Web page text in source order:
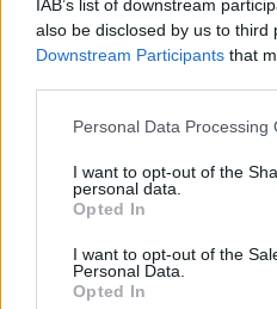
IAB’s list of downstream
also be disclosed by us to third
Downstream Participants that
Personal Data Processing
I want to opt-out of the
personal data.
Opted In
I want to opt-out of the
Personal Data.
Opted In
Οι απόστρατοι της